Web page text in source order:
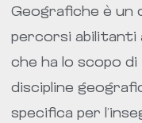
Geografiche è un
percorsi abilitanti
che ha lo scopo
discipline
specifica per